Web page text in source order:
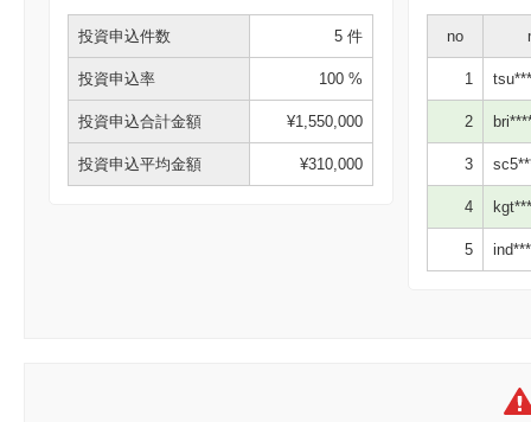
no
1
2
3
4
5
投資申込件数 5 件
投資申込率 100 %
投資申込合計金額 ¥1,550,000
投資申込平均金額 ¥310,000